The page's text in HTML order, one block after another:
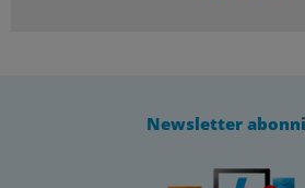
Newsletter